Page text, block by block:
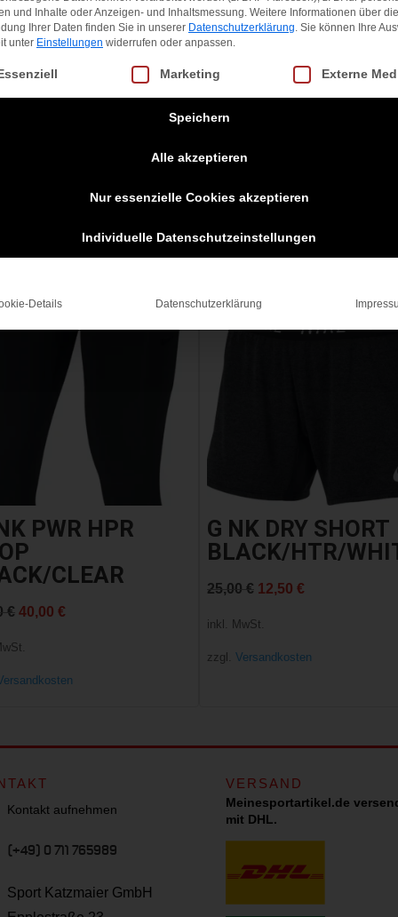
Hose bist du nicht nur für das Training bestens
bei deinen Drills. Außerdem hat sie
PWR HPR
CLEAR
€ Ursprünglicher
40,00€
Angebot!
G NK DRY SHORT
BLACK/HTR/
25,00 € Ursprünglicher
12,50 €
inkl. MwSt.
zzgl. Versandkosten
Kontakt aufnehmen
(+49) 0 711 765989
Sport Katzmaier GmbH
VERSAND
Meinesportartikel.de
mit DHL.
und Inhalte oder Anzeigen- und Inhaltsmessung. Weitere Informationen über die
Ihrer Daten finden Sie in unserer Datenschutzerklärung Sie können Ihre
unter Einstellungen widerrufen oder anpassen.
eine Liste der Service-Gruppen, für die eine Einwilligung erteilt
Marketing Externe
Speichern
Alle akzeptieren
Nur essenzielle Cookies akzeptieren
Individuelle Datenschutzeinstellungen
Details Datenschutzerklärung